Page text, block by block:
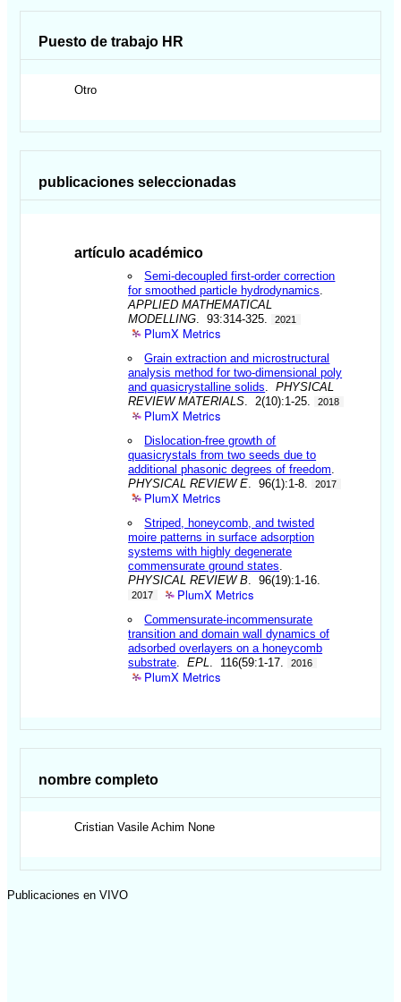
Puesto de trabajo HR
Otro
publicaciones seleccionadas
artículo académico
Semi-decoupled first-order correction
for smoothed particle hydrodynamics
APPLIED MATHEMATICAL
MODELLING . 93:314-325. 2021
PlumX Metrics
Grain extraction and microstructural
analysis method for two-dimensional poly
and quasicrystalline solids .PHYSICAL
REVIEW MATERIALS . 2(10):1-25. 2018
PlumX Metrics
Dislocation-free growth of
quasicrystals from two seeds due to
additional phasonic degrees of freedom
PHYSICAL REVIEW E . 96(1):1-8. 2017
PlumX Metrics
Striped, honeycomb, and twisted
moire patterns in surface adsorption
systems with highly degenerate
commensurate ground states
PHYSICAL REVIEW B . 96(19):1-16.
2017 PlumX Metrics
Commensurate-incommensurate
transition and domain wall dynamics of
adsorbed overlayers on a honeycomb
substrate .EPL . 116(59:1-17. 2016
PlumX Metrics
nombre completo
Cristian Vasile Achim None
Publicaciones en VIVO